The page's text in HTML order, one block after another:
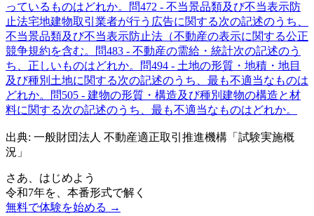
っているものはどれか。
問472 - 不当景品類及び不当表示防
止法宅地建物取引業者が行う広告に関する次の記述のうち、
不当景品類及び不当表示防止法（不動産の表示に関する公正
競争規約を含む。
問483 - 不動産の需給・統計次の記述のう
ち、正しいものはどれか。
問494 - 土地の形質・地積・地目
及び種別 土地に関する次の記述のうち、最も不適当なものは
どれか。
問505 - 建物の形質・構造及び種別 建物の構造と材
料に関する次の記述のうち、最も不適当なものはどれか。
出典: 一般財団法人 不動産適正取引推進機構「試験実施概
況」
さあ、はじめよう
令和7年を、本番形式で解く
無料で体験を始める →